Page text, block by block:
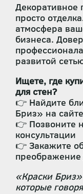
Декоративное
просто
атмосфера
бизнеса.
развитой
Ищете, где
для стен?
👉 Найдите
Бриз» на сайте
👉 Позвоните
консультации
👉 Закажите
преображение
«Краски
которые